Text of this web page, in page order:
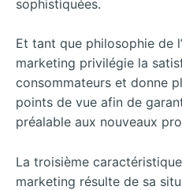
sophistiquées.
Et tant que philosophie de
marketing privilégie la
consommateurs et donne
points de vue afin de
préalable aux nouveaux
La troisième
marketing résulte de sa